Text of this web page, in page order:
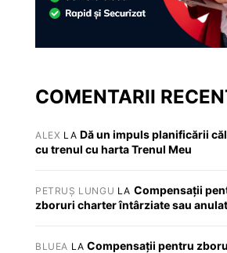
COMENTARII
ALEX LA Dă un impuls planificării
cu trenul cu harta Trenul Meu
PETRUȘ LUNGU LA Compensații
zboruri charter întârziate sau
BLUEA LACompensații pentru